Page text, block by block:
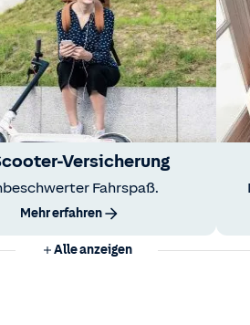
Versicherung
Fahrspaß.
Mehr erfahren
Alle anzeigen